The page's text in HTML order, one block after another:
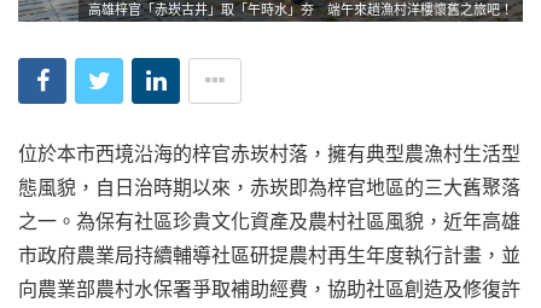
高雄梓官「赤崁古井」取「午時水」夯 端午來趟漁村洋樓懷舊之旅吧！
位於本市西境沿海的梓官赤崁村落，擁有典型農漁村生活型
態風貌，自日治時期以來，赤崁即為梓官地區的三大舊聚落
之一。為保有社區珍貴文化資產及農村社區風貌，近年高雄
市政府農業局持續輔導社區研提農村再生年度執行計畫，並
向農業部農村水保署爭取補助經費，協助社區創造及修復許